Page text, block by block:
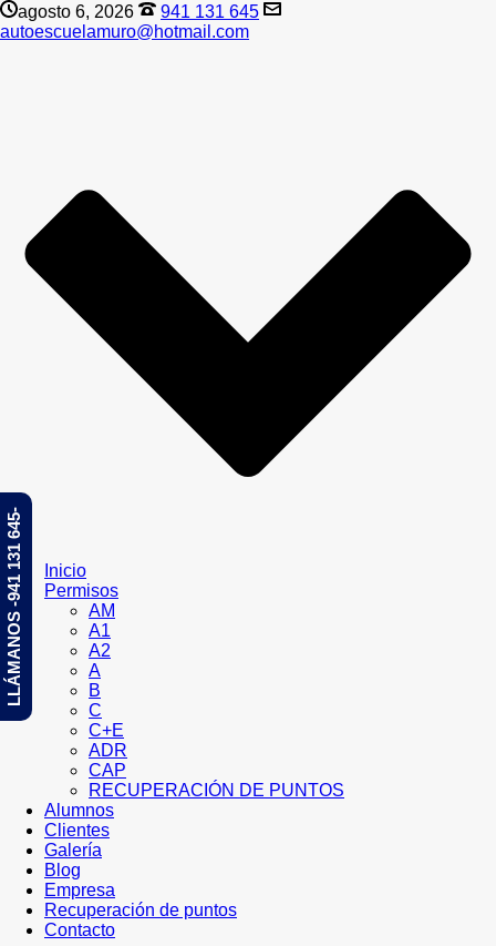
agosto 6, 2026
941 131 645
autoescuelamuro@hotmail.com
Inicio
Permisos
AM
A1
A2
A
B
C
C+E
ADR
CAP
RECUPERACIÓN DE PUNTOS
Alumnos
Clientes
Galería
Blog
Empresa
Recuperación de puntos
Contacto
LLÁMANOS -941 131 645-